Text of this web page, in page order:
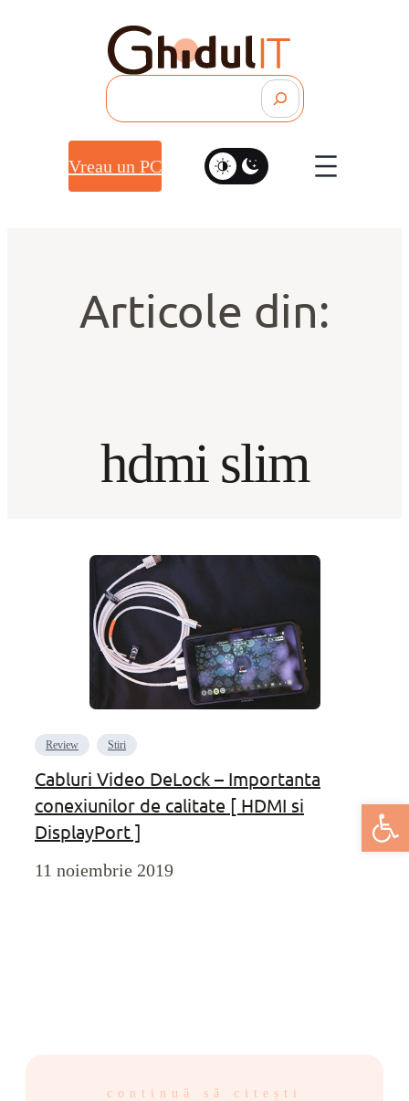
Deschide
Vreau un PC
Articole din:
hdmi slim
Review Stiri
Cabluri Video DeLock – Importanta
conexiunilor de calitate [ HDMI si
DisplayPort ]
11 noiembrie 2019
continuă să citești